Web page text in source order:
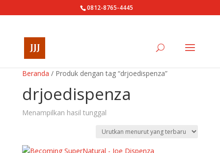
0812-8765-4445
Beranda / Produk dengan tag “drjoedispenza”
drjoedispenza
Menampilkan hasil tunggal